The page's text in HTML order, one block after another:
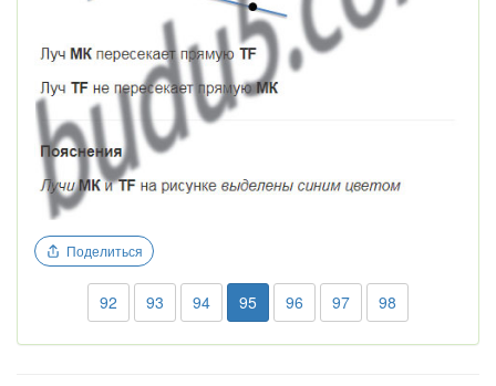
Поделиться
92 93 94 95 96 97 98